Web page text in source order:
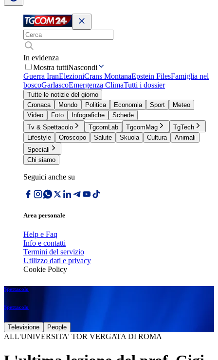
In evidenza
Mostra tuttiNascondi
Guerra IranElezioniCrans MontanaEpstein FilesFamiglia nel
boscoGarlascoEmergenza ClimaTutti i dossier
Tutte le notizie del giorno
Cronaca
Mondo Politica Economia Sport
Meteo
Video
Foto Infografiche
Schede
Tv & Spettacolo
TgcomLab TgcomMag
TgTech
Lifestyle
Oroscopo Salute Skuola Cultura
Animali
Speciali
Chi siamo
Seguici anche su
Area personale
Help e Faq
Info e contatti
Termini del servizio
Utilizzo dati e privacy
Cookie Policy
Spettacolo
Spettacolo
Televisione People
ALL'UNIVERSITA' TOR VERGATA DI ROMA